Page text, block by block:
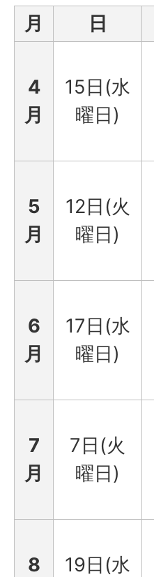
月
日
4
月
15日(水
曜日)
5
月
12日(火
曜日)
6
月
17日(水
曜日)
7
月
7日(火
曜日)
8
19日(水